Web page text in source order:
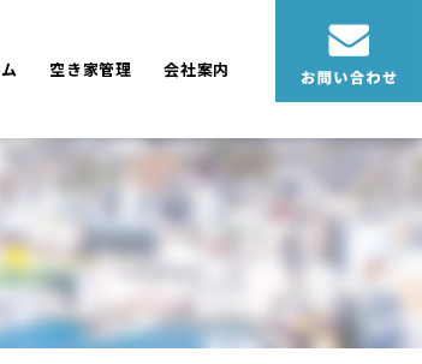
空き家管理 会社案内